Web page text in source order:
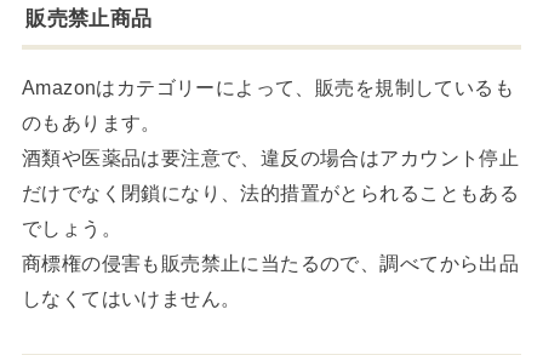
販売禁止商品
Amazonはカテゴリーによって、販売を規制しているも
のもあります。
酒類や医薬品は要注意で、違反の場合はアカウント停止
だけでなく閉鎖になり、法的措置がとられることもある
でしょう。
商標権の侵害も販売禁止に当たるので、調べてから出品
しなくてはいけません。